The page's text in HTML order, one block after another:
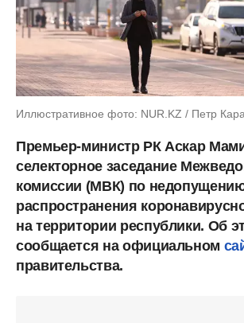
Иллюстративное фото: NUR.KZ / Петр
Премьер-министр РК Аскар
селекторное заседание
комиссии (МВК) по
распространения
на территории республики. Об
сообщается на официальном
правительства.